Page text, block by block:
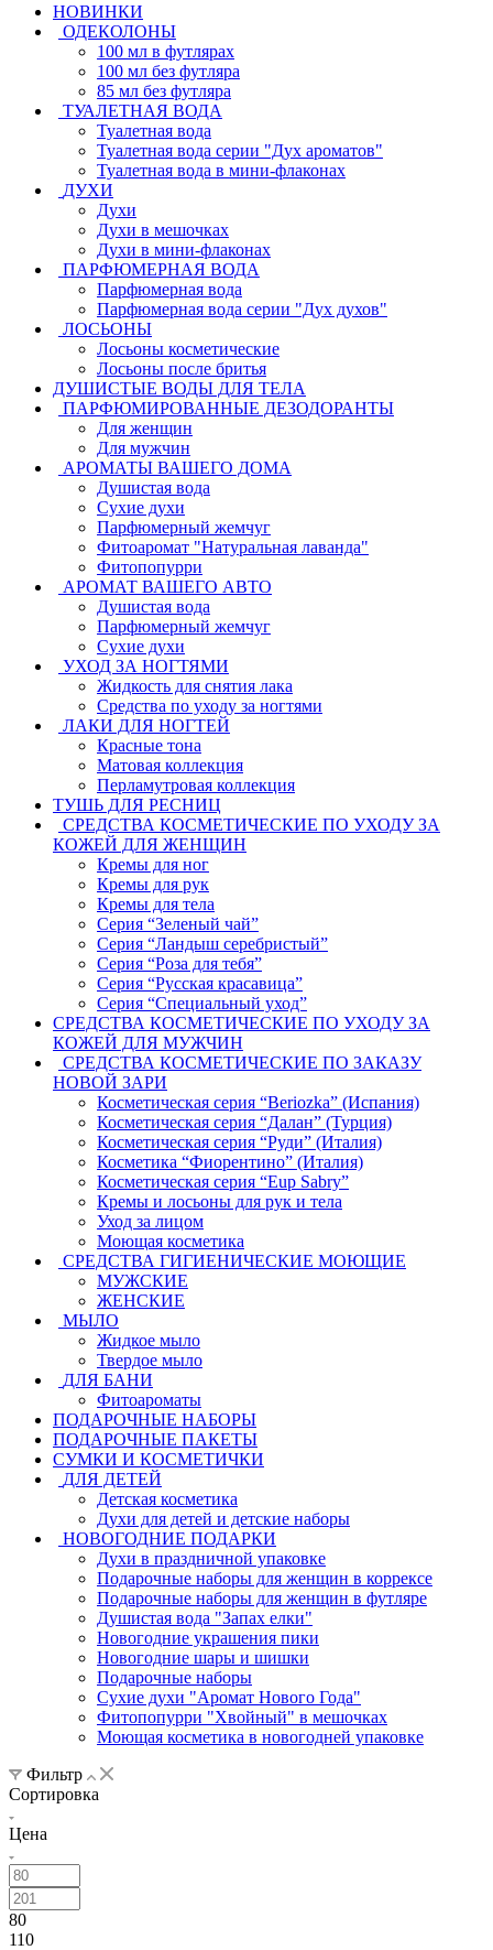
НОВИНКИ
ОДЕКОЛОНЫ
100 мл в футлярах
100 мл без футляра
85 мл без футляра
ТУАЛЕТНАЯ ВОДА
Туалетная вода
Туалетная вода серии "Дух ароматов"
Туалетная вода в мини-флаконах
ДУХИ
Духи
Духи в мешочках
Духи в мини-флаконах
ПАРФЮМЕРНАЯ ВОДА
Парфюмерная вода
Парфюмерная вода серии "Дух духов"
ЛОСЬОНЫ
Лосьоны косметические
Лосьоны после бритья
ДУШИСТЫЕ ВОДЫ ДЛЯ ТЕЛА
ПАРФЮМИРОВАННЫЕ ДЕЗОДОРАНТЫ
Для женщин
Для мужчин
АРОМАТЫ ВАШЕГО ДОМА
Душистая вода
Сухие духи
Парфюмерный жемчуг
Фитоаромат "Натуральная лаванда"
Фитопопурри
АРОМАТ ВАШЕГО АВТО
Душистая вода
Парфюмерный жемчуг
Сухие духи
УХОД ЗА НОГТЯМИ
Жидкость для снятия лака
Средства по уходу за ногтями
ЛАКИ ДЛЯ НОГТЕЙ
Красные тона
Матовая коллекция
Перламутровая коллекция
ТУШЬ ДЛЯ РЕСНИЦ
СРЕДСТВА КОСМЕТИЧЕСКИЕ ПО УХОДУ ЗА
КОЖЕЙ ДЛЯ ЖЕНЩИН
Кремы для ног
Кремы для рук
Кремы для тела
Серия “Зеленый чай”
Серия “Ландыш серебристый”
Серия “Роза для тебя”
Серия “Русская красавица”
Серия “Специальный уход”
СРЕДСТВА КОСМЕТИЧЕСКИЕ ПО УХОДУ ЗА
КОЖЕЙ ДЛЯ МУЖЧИН
СРЕДСТВА КОСМЕТИЧЕСКИЕ ПО ЗАКАЗУ
НОВОЙ ЗАРИ
Косметическая серия “Beriozka” (Испания)
Косметическая серия “Далан” (Турция)
Косметическая серия “Руди” (Италия)
Косметика “Фиорентино” (Италия)
Косметическая серия “Eup Sabry”
Кремы и лосьоны для рук и тела
Уход за лицом
Моющая косметика
СРЕДСТВА ГИГИЕНИЧЕСКИЕ МОЮЩИЕ
МУЖСКИЕ
ЖЕНСКИЕ
МЫЛО
Жидкое мыло
Твердое мыло
ДЛЯ БАНИ
Фитоароматы
ПОДАРОЧНЫЕ НАБОРЫ
ПОДАРОЧНЫЕ ПАКЕТЫ
СУМКИ И КОСМЕТИЧКИ
ДЛЯ ДЕТЕЙ
Детская косметика
Духи для детей и детские наборы
НОВОГОДНИЕ ПОДАРКИ
Духи в праздничной упаковке
Подарочные наборы для женщин в коррексе
Подарочные наборы для женщин в футляре
Душистая вода "Запах елки"
Новогодние украшения пики
Новогодние шары и шишки
Подарочные наборы
Сухие духи "Аромат Нового Года"
Фитопопурри "Хвойный" в мешочках
Моющая косметика в новогодней упаковке
Фильтр
Сортировка
Цена
80
110